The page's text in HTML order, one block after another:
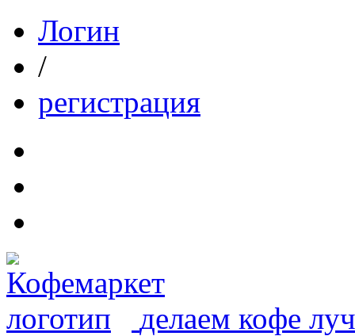
Логин
/
регистрация
делаем кофе